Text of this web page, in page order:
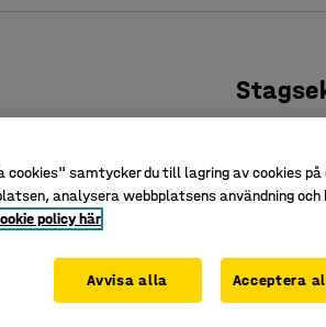
2000
Ger hög
Längd (mm)
samtycker du till lagring av cookies på
analysera webbplatsens användning
policy här
Avvisa alla Acceptera